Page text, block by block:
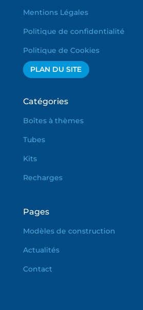
Mentions Légales
Politique de confidentialité
Politique de Cookies
PLAN DU SITE
Catégories
Boîtes à thèmes
Tubes
Kits
Recharges
Pages
Modèles de construction
Actualités
Contact